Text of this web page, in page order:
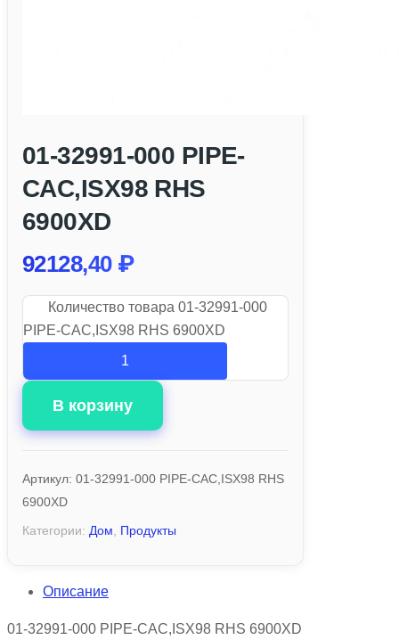
01-32991-000 PIPE-
CAC,ISX98 RHS
6900XD
92128,40 ₽
Количество товара 01-32991-000
PIPE-CAC,ISX98 RHS 6900XD
В корзину
Артикул: 01-32991-000 PIPE-CAC,ISX98 RHS
6900XD
Категории: Дом Продукты
Описание
01-32991-000 PIPE-CAC,ISX98 RHS 6900XD